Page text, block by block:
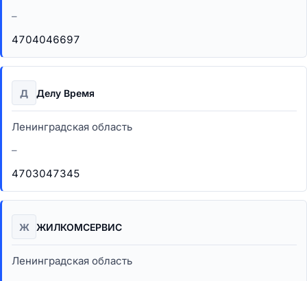
–
4704046697
Д Делу Время
Ленинградская область
–
4703047345
Ж ЖИЛКОМСЕРВИС
Ленинградская область